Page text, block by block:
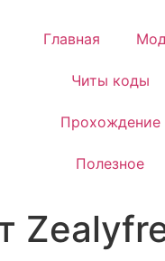
Главная
Читы коды
Прохождение
Полезное